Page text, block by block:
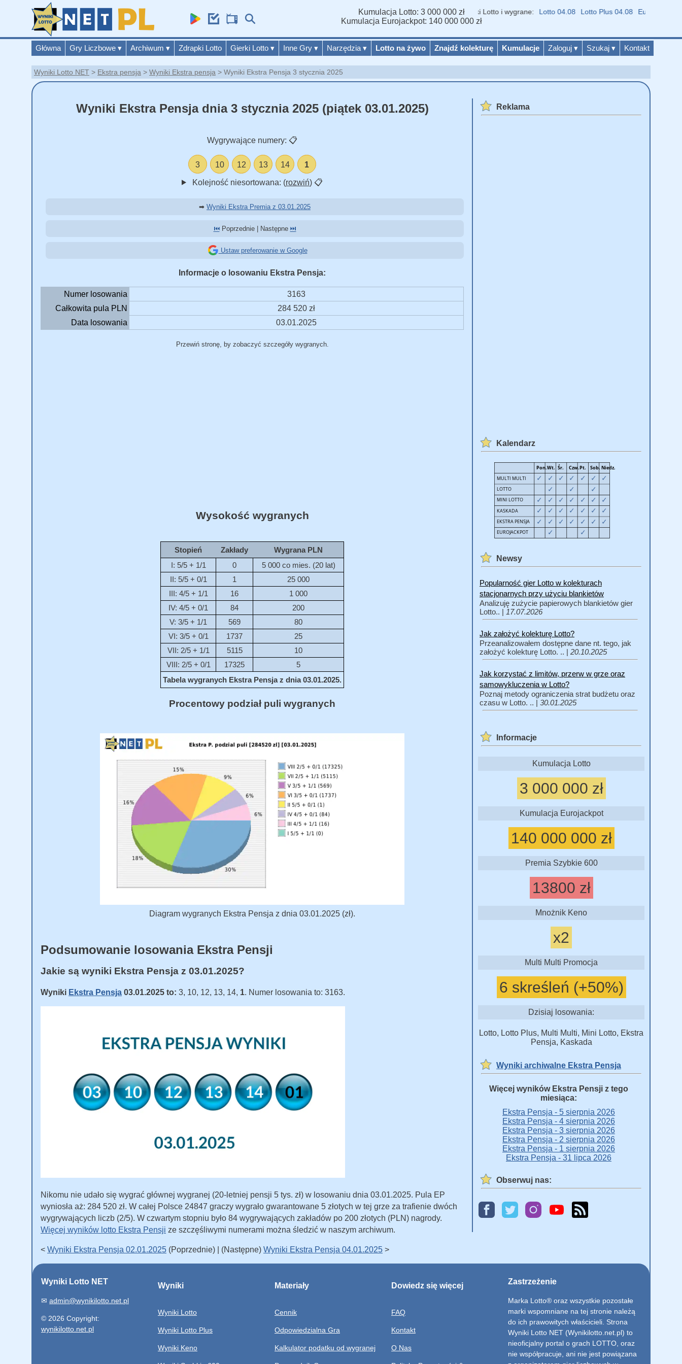
Główna Gry Liczbowe ▾ Archiwum ▾ Zdrapki Lotto Gierki Lotto ▾ Inne Gry ▾ Narzędzia ▾ Lotto na żywo Znajdź kolekturę Kumulacje Zaloguj ▾ Szukaj ▾ Kontakt
Kumulacja Lotto: 3 000 000 zł
Kumulacja Eurojackpot: 140 000 000 zł
Wyniki Lotto i wygrane: Lotto 04.08 Lotto Plus 04.08 Eurojackpot
Wyniki Lotto NET Ekstra pensja Wyniki Ekstra pensja Wyniki Ekstra Pensja 3 stycznia 2025
Wyniki Ekstra Pensja dnia 3 stycznia 2025 (piątek 03.01.2025)
Wygrywające numery: 📋
3 10 12 13 14 1
Kolejność niesortowana: (rozwiń) 📋
➡ Wyniki Ekstra Premia z 03.01.2025
⏮️Poprzednie | Następne ⏭️
Ustaw preferowanie w Google
Informacje o losowaniu Ekstra Pensja:
Numer losowania
3163
Całkowita pula PLN
284 520 zł
Data losowania
03.01.2025
Przewiń stronę, by zobaczyć szczegóły wygranych.
Wysokość wygranych
Stopień Zakłady
Wygrana PLN
I: 5/5 + 1/1
0
5 000 co mies. (20 lat)
II: 5/5 + 0/1
1
25 000
III: 4/5 + 1/1
16
1 000
IV: 4/5 + 0/1
84
200
V: 3/5 + 1/1
569
80
VI: 3/5 + 0/1
1737
25
VII: 2/5 + 1/1
5115
10
VIII: 2/5 + 0/1
17325
5
Tabela wygranych Ekstra Pensja z dnia 03.01.2025.
Procentowy podział puli wygranych
Diagram wygranych Ekstra Pensja z dnia 03.01.2025 (zł).
Podsumowanie losowania Ekstra Pensji
Jakie są wyniki Ekstra Pensja z 03.01.2025?
Wyniki Ekstra Pensja 03.01.2025 to: 3, 10, 12, 13, 14, 1. Numer losowania to: 3163.
Nikomu nie udało się wygrać głównej wygranej (20-letniej pensji 5 tys. zł) w losowaniu dnia 03.01.2025. Pula EP
wyniosła aż: 284 520 zł. W całej Polsce 24847 graczy wygrało gwarantowane 5 złotych w tej grze za trafienie dwóch
wygrywających liczb (2/5). W czwartym stopniu było 84 wygrywających zakładów po 200 złotych (PLN) nagrody.
Więcej wyników lotto Ekstra Pensji ze szczęśliwymi numerami można śledzić w naszym archiwum.
< Wyniki Ekstra Pensja 02.01.2025 (Poprzednie) | (Następne) Wyniki Ekstra Pensja 04.01.2025 >
Reklama
Kalendarz
Newsy
Popularność gier Lotto w kolekturach
stacjonarnych przy użyciu blankietów
Analizuję zużycie papierowych blankietów gier
Lotto.. | 17.07.2026
Jak założyć kolekturę Lotto?
Przeanalizowałem dostępne dane nt. tego, jak
założyć kolekturę Lotto. .. | 20.10.2025
Jak korzystać z limitów, przerw w grze oraz
samowykluczenia w Lotto?
Poznaj metody ograniczenia strat budżetu oraz
czasu w Lotto. .. | 30.01.2025
Informacje
Kumulacja Lotto
3 000 000 zł
Kumulacja Eurojackpot
140 000 000 zł
Premia Szybkie 600
13800 zł
Mnożnik Keno
x2
Multi Multi Promocja
6 skreśleń (+50%)
Dzisiaj losowania:
Lotto, Lotto Plus, Multi Multi, Mini Lotto, Ekstra
Pensja, Kaskada
Wyniki archiwalne Ekstra Pensja
Więcej wyników Ekstra Pensji z tego
miesiąca:
Ekstra Pensja - 5 sierpnia 2026
Ekstra Pensja - 4 sierpnia 2026
Ekstra Pensja - 3 sierpnia 2026
Ekstra Pensja - 2 sierpnia 2026
Ekstra Pensja - 1 sierpnia 2026
Ekstra Pensja - 31 lipca 2026
Obserwuj nas:
Wyniki Lotto NET
✉ admin@wynikilotto.net.pl
© 2026 Copyright:
wynikilotto.net.pl
Wyniki
Wyniki Lotto
Wyniki Lotto Plus
Wyniki Keno
Materiały
Cennik
Odpowiedzialna Gra
Kalkulator podatku od wygranej
Dowiedz się więcej
FAQ
Kontakt
O Nas
Zastrzeżenie
Marka Lotto® oraz wszystkie pozostałe
marki wspomniane na tej stronie należą
do ich prawowitych właścicieli. Strona
Wyniki Lotto NET (Wynikilotto.net.pl) to
nieoficjalny portal o grach LOTTO, oraz
nie współpracuje, ani nie jest powiązana